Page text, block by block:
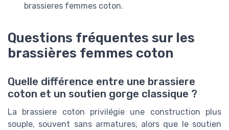
brassieres femmes coton.
Questions fréquentes sur les
brassières femmes coton
Quelle différence entre une brassiere
coton et un soutien gorge classique ?
La brassiere coton privilégie une construction plus
souple, souvent sans armatures, alors que le soutien